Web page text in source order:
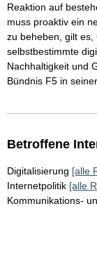
Reaktion auf
muss proaktiv ein
zu beheben, gilt
selbstbestimmte
Nachhaltigkeit und
Bündnis F5 in
Betroffene
Digitalisierung [alle
Internetpolitik [alle
Kommunikations-